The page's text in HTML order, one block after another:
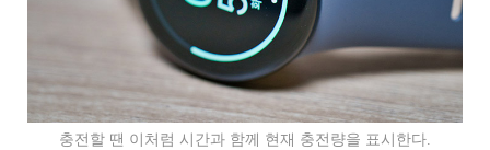
충전할 땐 이처럼 시간과 함께 현재 충전량을 표시한다.